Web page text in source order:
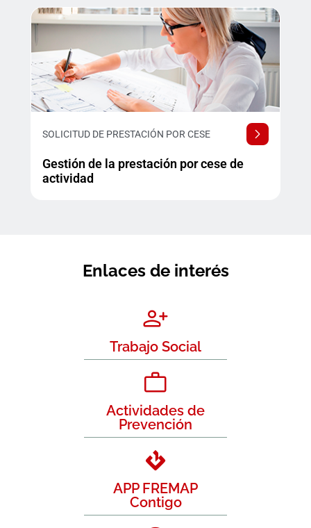
SOLICITUD DE PRESTACIÓN POR CESE
Gestión de la prestación por cese de
actividad
Enlaces de interés
Trabajo Social
Actividades de
Prevención
APP FREMAP
Contigo